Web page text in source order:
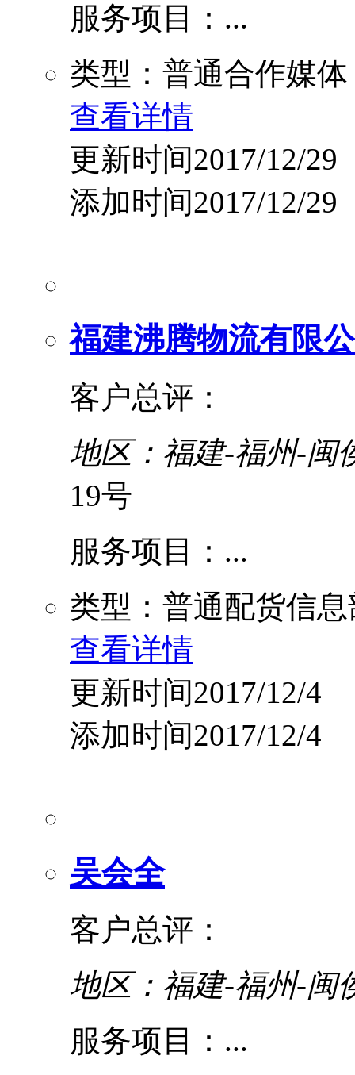
服务项目：...
类型：普通合作媒体
查看详情
更新时间2017/12/29
添加时间2017/12/29
福建沸腾物流有限
客户总评：
地区：福建-福州-闽
19号
服务项目：...
类型：普通配货信息
查看详情
更新时间2017/12/4
添加时间2017/12/4
吴会全
客户总评：
地区：福建-福州-闽
服务项目：...